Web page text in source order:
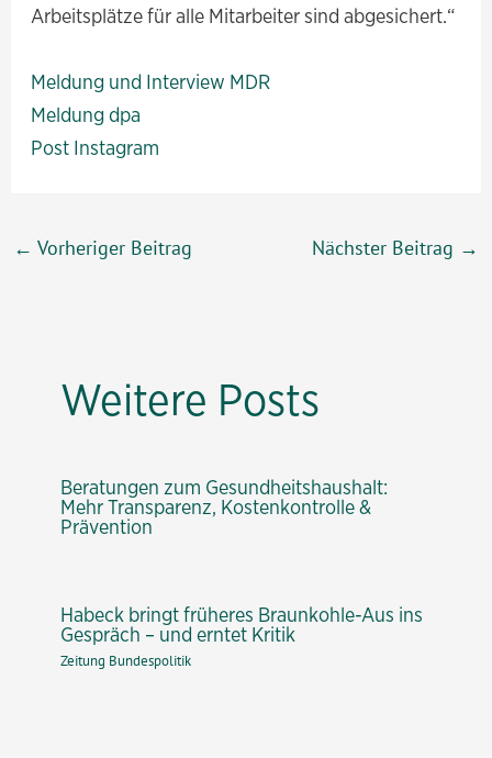
Arbeitsplätze für alle Mitarbeiter sind abgesichert.“
Meldung und Interview MDR
Meldung dpa
Post Instagram
Beitragsnavigation
← Vorheriger Beitrag Nächster Beitrag →
Weitere Posts
Beratungen zum Gesundheitshaushalt:
Mehr Transparenz, Kostenkontrolle &
Prävention
Habeck bringt früheres Braunkohle-Aus ins
Gespräch – und erntet Kritik
Zeitung Bundespolitik